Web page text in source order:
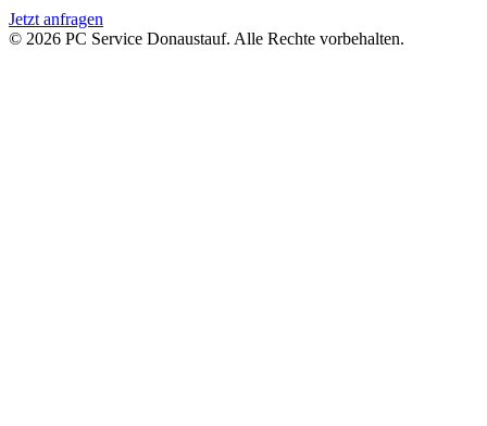
Jetzt anfragen
© 2026 PC Service Donaustauf. Alle Rechte vorbehalten.